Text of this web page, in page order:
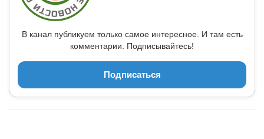
В канал публикуем только самое интересное. И там есть
комментарии. Подписывайтесь!
Подписаться